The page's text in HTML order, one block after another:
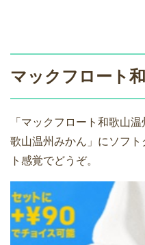
マックフロート
「マックフロート和歌山
歌山温州みかん」にソフ
ト感覚でどうぞ。